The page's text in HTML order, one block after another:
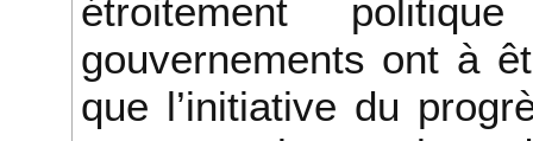
étroitement
gouvernements ont à
que l’initiative du